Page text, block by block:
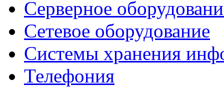
Серверное
Сетевое оборудование
Системы хранения
Телефония